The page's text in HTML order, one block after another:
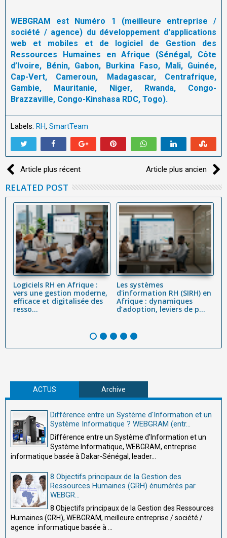
WEBGRAM est Numéro 1 (meilleure entreprise /
société / agence) du développement d'applications
web et mobiles et de logiciel de Gestion des
Ressources Humaines en Afrique (Sénégal, Côte
d’Ivoire, Bénin, Gabon, Burkina Faso, Mali, Guinée,
Cap-Vert, Cameroun, Madagascar, Centrafrique,
Gambie, Mauritanie, Niger, Rwanda, Congo-
Brazzaville, Congo-Kinshasa RDC, Togo).
Labels: RH, SmartTeam
Article plus récent Article plus ancien
RELATED POST
Logiciels RH en Afrique :
vers une gestion moderne,
efficace et digitalisée des
resso...
Les systèmes
d'information RH (SIRH) en
Afrique : dynamiques
d’adoption, leviers de p...
ACTUS Archive
Différence entre un Système d'Information et un
Système Informatique ? WEBGRAM (entr...
Différence entre un Système d'Information et un
Système Informatique, WEBGRAM, entreprise
informatique basée à Dakar-Sénégal, leader...
8 Objectifs principaux de la Gestion des
Ressources Humaines (GRH) énumérés par
WEBGR...
8 Objectifs principaux de la Gestion des Ressources
Humaines (GRH), WEBGRAM, meilleure entreprise / société /
agence informatique basée à ...